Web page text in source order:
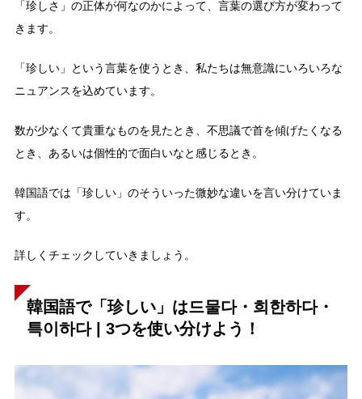
「珍しさ」の正体が何なのかによって、言葉の選び方が変わって
きます。
「珍しい」という言葉を使うとき、私たちは無意識にいろいろな
ニュアンスを込めています。
数が少なくて貴重なものを見たとき、不思議で首を傾げたくなる
とき、あるいは個性的で面白いなと感じるとき。
韓国語では「珍しい」のそういった微妙な違いを言い分けていま
す。
詳しくチェックしていきましょう。
韓国語で「珍しい」は드물다・희한하다・
특이하다 | 3つを使い分けよう！